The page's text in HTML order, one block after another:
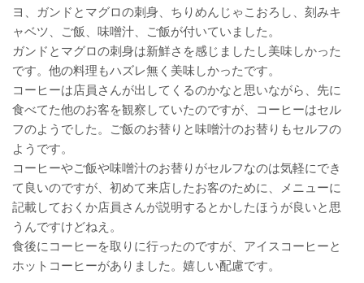
ヨ、ガンドとマグロの刺身、ちりめんじゃこおろし、刻みキ
ャベツ、ご飯、味噌汁、ご飯が付いていました。
ガンドとマグロの刺身は新鮮さを感じましたし美味しかった
です。他の料理もハズレ無く美味しかったです。
コーヒーは店員さんが出してくるのかなと思いながら、先に
食べてた他のお客を観察していたのですが、コーヒーはセル
フのようでした。ご飯のお替りと味噌汁のお替りもセルフの
ようです。
コーヒーやご飯や味噌汁のお替りがセルフなのは気軽にでき
て良いのですが、初めて来店したお客のために、メニューに
記載しておくか店員さんが説明するとかしたほうが良いと思
うんですけどねえ。
食後にコーヒーを取りに行ったのですが、アイスコーヒーと
ホットコーヒーがありました。嬉しい配慮です。